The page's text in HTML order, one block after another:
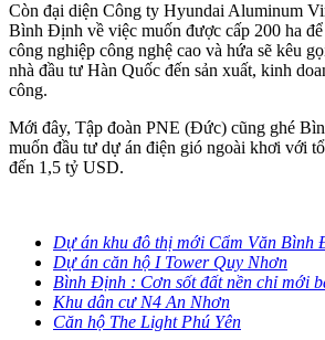
Còn đại diện Công ty Hyundai Aluminum
Bình Định về việc muốn được cấp 200 ha
công nghiệp công nghệ cao và hứa sẽ kêu
nhà đầu tư Hàn Quốc đến sản xuất, kinh
công.
Mới đây, Tập đoàn PNE (Đức) cũng ghé
muốn đầu tư dự án điện gió ngoài khơi với
đến 1,5 tỷ USD.
Dự án khu đô thị mới Cẩm Văn Bình
Dự án căn hộ I Tower Quy Nhơn
Bình Định : Cơn sốt đất nền chỉ mới
Khu dân cư N4 An Nhơn
Căn hộ The Light Phú Yên